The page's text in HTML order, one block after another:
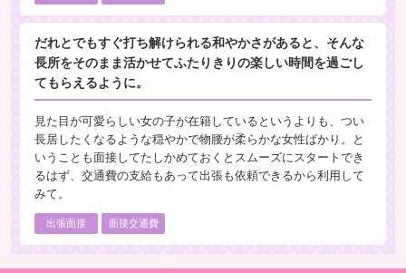
だれとでもすぐ打ち解けられる和やかさがあると、そんな
長所をそのまま活かせてふたりきりの楽しい時間を過ごし
てもらえるように。
見た目が可愛らしい女の子が在籍しているというよりも、つい
長居したくなるような穏やかで物腰が柔らかな女性ばかり。と
いうことも面接してたしかめておくとスムーズにスタートでき
るはず、交通費の支給もあって出張も依頼できるから利用して
みて。
出張面接 面接交通費